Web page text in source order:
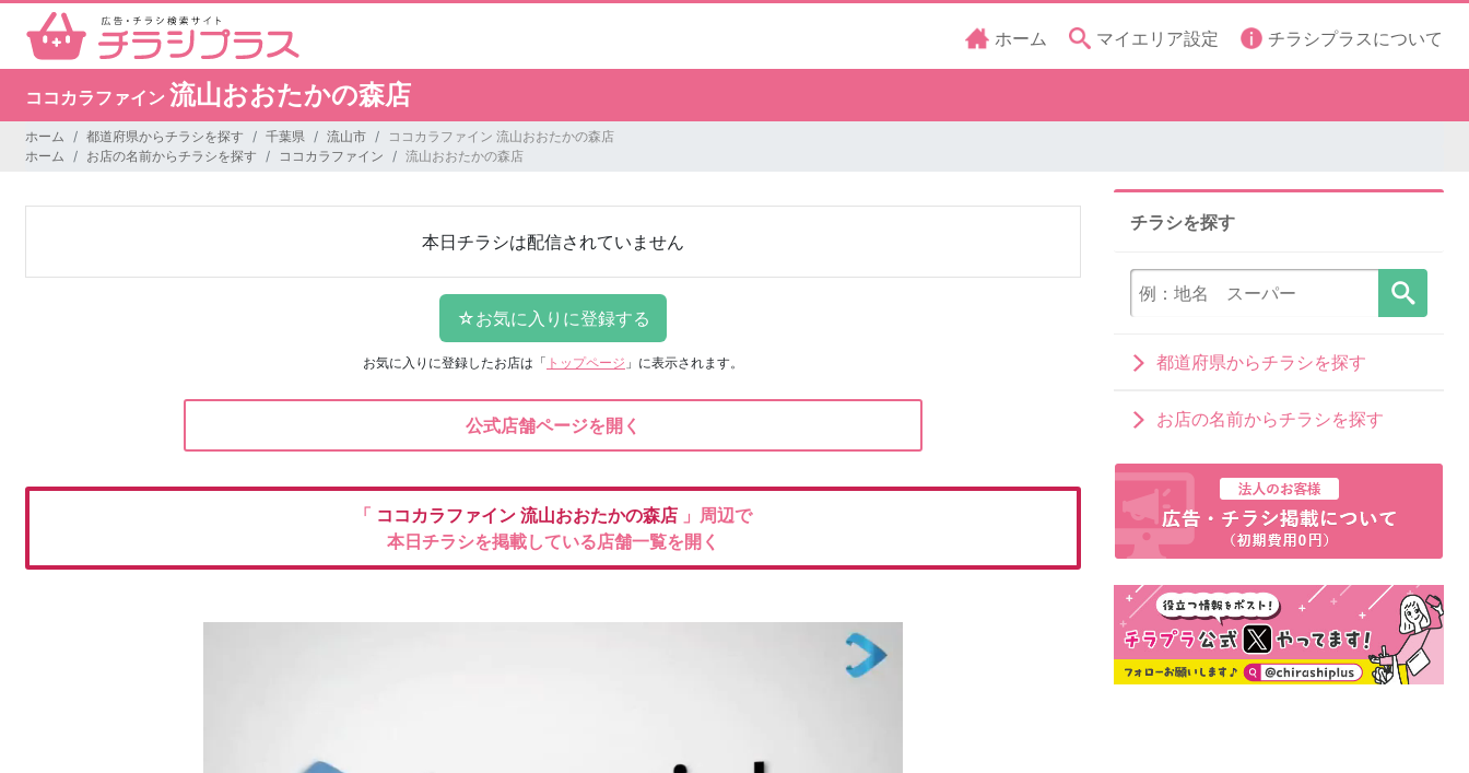
ホーム マイエリア設定 チラシプラスについて
ココカラファイン 流山おおたかの森店
ホーム 都道府県からチラシを探す 千葉県 流山市
ココカラファイン 流山おおたかの森店
ホーム
お店の名前からチラシを探す ココカラファイン 流山おおたかの森店
本日チラシは配信されていません
お気に入りに登録したお店は 「 トップページ 」に表示されます。
公式店舗ページを開く
「 ココカラファイン 流山おおたかの森店 」周辺で
本日チラシを掲載している店舗一覧を開く
チラシを探す
都道府県からチラシを探す
お店の名前からチラシを探す